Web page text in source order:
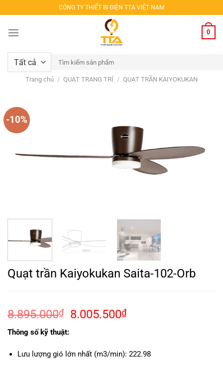
qua
nội
CÔNG TY THIẾT BỊ ĐIỆN TTA VIỆT NAM
0
Tìm
kiếm:
Trang chủ / QUẠT TRANG TRÍ / QUẠT TRẦN KAIYOKUKAN
-10%
Quạt trần Kaiyokukan Saita-102-Orb
8.895.000₫
Giá
8.895.000₫.
8.005.500₫Giá
là:
Thông số kỹ thuật:
Lưu lượng gió lớn nhất (m3/min): 222.98